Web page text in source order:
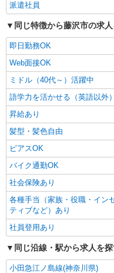
派遣社員
同じ特徴から藤沢市の求
即日勤務OK
Web面接OK
ミドル（40代～）活躍中
語学力を活かせる（英語以外）
昇給あり
髪型・髪色自由
ピアスOK
バイク通勤OK
社会保険あり
各種手当（家族・役職・イン
ティブなど）あり
社員登用あり
同じ沿線・駅から求人を
小田急江ノ島線(神奈川県)